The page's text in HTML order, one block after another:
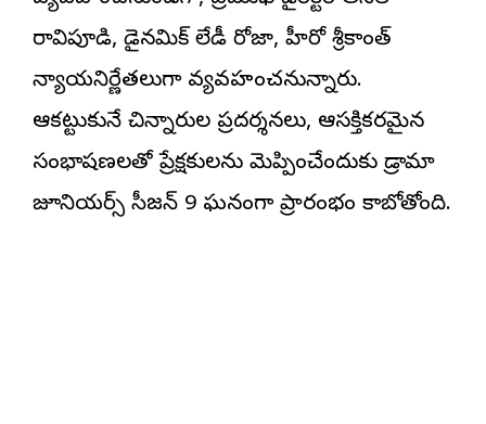
రావిపూడి, డైనమిక్ లేడీ రోజా, హీరో శ్రీకాంత్
న్యాయనిర్ణేతలుగా వ్యవహరించనున్నారు.
ఆకట్టుకునే చిన్నారుల ప్రదర్శనలు, ఆసక్తికరమైన
సంభాషణలతో ప్రేక్షకులను మెప్పించేందుకు డ్రామా
జూనియర్స్ సీజన్ 9 ఘనంగా ప్రారంభం కాబోతోంది.